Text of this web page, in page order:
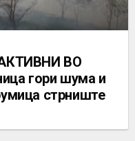
ВО
гори шума и
стрниште